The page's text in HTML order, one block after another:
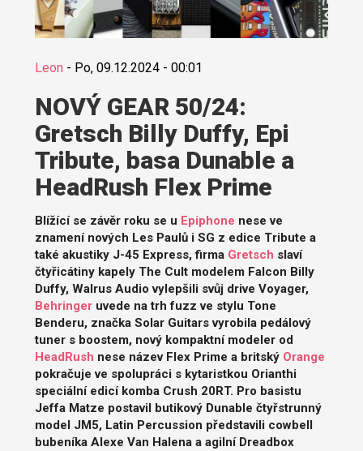
Leon - Po, 09.12.2024 - 00:01
NOVÝ GEAR 50/24:
Gretsch Billy Duffy, Epi
Tribute, basa Dunable a
HeadRush Flex Prime
Blížící se závěr roku se u Epiphone nese ve
znamení nových Les Paulů i SG z edice Tribute a
také akustiky J-45 Express, firma Gretsch slaví
čtyřicátiny kapely The Cult modelem Falcon Billy
Duffy, Walrus Audio vylepšili svůj drive Voyager,
Behringeruvede na trh fuzz ve stylu Tone
Benderu, značka Solar Guitars vyrobila pedálový
tuner s boostem, nový kompaktní modeler od
HeadRush nese název Flex Prime a britský Orange
pokračuje ve spolupráci s kytaristkou Orianthi
speciální edicí komba Crush 20RT. Pro basistu
Jeffa Matze postavil butikový Dunable čtyřstrunný
model JM5, Latin Percussion představili cowbell
bubeníka Alexe Van Halena a agilní Dreadbox